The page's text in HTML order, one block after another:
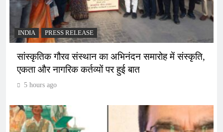
INDIA PRESS RELEASE
सांस्कृतिक गौरव संस्थान का अभिनंदन समारोह में संस्कृति,
एकता और नागरिक कर्तव्यों पर हुई बात
5 hours ago